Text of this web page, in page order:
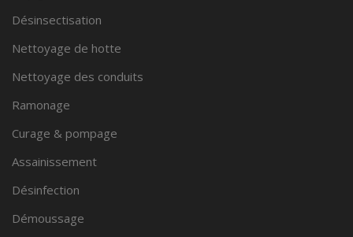
Désinsectisation
Nettoyage de hotte
Nettoyage des conduits
Ramonage
Curage & pompage
Assainissement
Désinfection
Démoussage